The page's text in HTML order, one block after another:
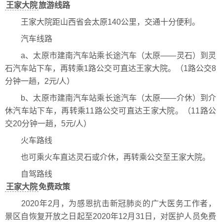
王家大院旅游线路
王家大院距山西省会太原140公里，交通十分便利。
汽车线路
a、太原市建南汽车站乘长途汽车（太原——灵石）到灵
石汽车站下车，再转乘1路公交可直达王家大院。（1路公交8
分钟一趟，2元/人）
b、太原市建南汽车站乘长途汽车（太原——介休）到介
休汽车站下车，再转乘11路公交可直达王家大院。（11路公
交20分钟一趟，5元/人）
火车路线
也可乘火车直达灵石或介休，再转乘公交至王家大院。
自驾路线
王家大院免费政策
2020年2月，为感恩抗击新冠肺炎的广大医务工作者，
景区自恢复开放之日起至2020年12月31日，对医护人员免费